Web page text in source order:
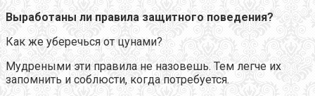
Выработаны ли правила защитного поведения?
Как же уберечься от цунами?
Мудреными эти правила не назовешь. Тем легче их
запомнить и соблюсти, когда потребуется.